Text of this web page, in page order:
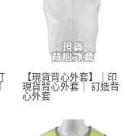
【現貨背心外套】｜印
現貨背心外套｜ 訂造背
心外套